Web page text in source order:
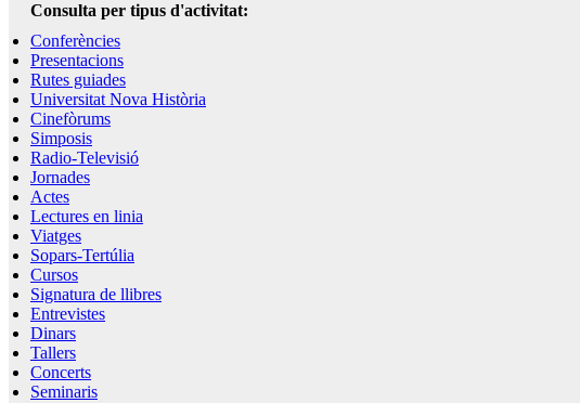
Consulta per tipus d'activitat:
Conferències
Presentacions
Rutes guiades
Universitat Nova Història
Cinefòrums
Simposis
Radio-Televisió
Jornades
Actes
Lectures en linia
Viatges
Sopars-Tertúlia
Cursos
Signatura de llibres
Entrevistes
Dinars
Tallers
Concerts
Seminaris